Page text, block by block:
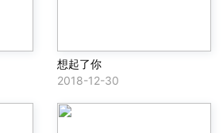
想起了你
2018-12-30